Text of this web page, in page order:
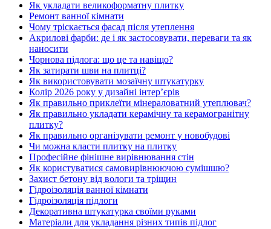
Як укладати великоформатну плитку
Ремонт ванної кімнати
Чому тріскається фасад після утеплення
Акрилові фарби: де і як застосовувати, переваги та як
наносити
Чорнова підлога: що це та навіщо?
Як затирати шви на плитці?
Як використовувати мозаїчну штукатурку
Колір 2026 року у дизайні інтерʼєрів
Як правильно приклеїти мінераловатний утеплювач?
Як правильно укладати керамічну та керамогранітну
плитку?
Як правильно організувати ремонт у новобудові
Чи можна класти плитку на плитку
Професійне фінішне вирівнювання стін
Як користуватися самовирівнюючою сумішшю?
Захист бетону від вологи та тріщин
Гідроізоляція ванної кімнати
Гідроізоляція підлоги
Декоративна штукатурка своїми руками
Матеріали для укладання різних типів підлог